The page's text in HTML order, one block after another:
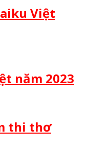
Việt
năm 2023
thi thơ